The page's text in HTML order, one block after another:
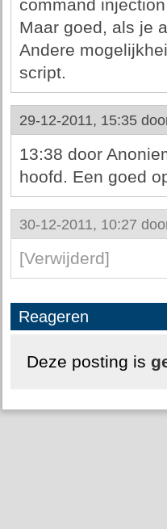
command
Maar goed, als je
Andere
script.
29-12-2011, 15:35
13:38 door
hoofd. Een goed
30-12-2011, 10:27
[Verwijderd]
Reageren
Deze posting is